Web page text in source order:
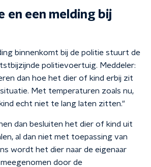
en een melding bij
binnenkomt bij de politie stuurt de
politievoertuig. Meddeler:
dan hoe het dier of kind erbij zit
Met temperaturen zoals nu,
echt niet te lang laten zitten."
dan besluiten het dier of kind uit
al dan niet met toepassing van
wordt het dier naar de eigenaar
door de